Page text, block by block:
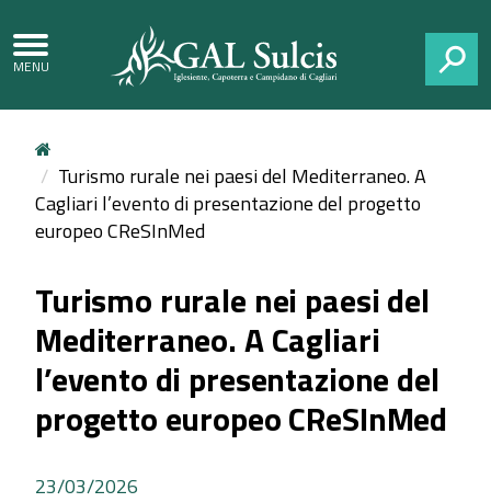
Turismo rurale nei paesi del Mediterraneo. A
Cagliari l’evento di presentazione del progetto
europeo CReSInMed
Turismo rurale nei paesi del
Mediterraneo. A Cagliari
l’evento di presentazione del
progetto europeo CReSInMed
23/03/2026